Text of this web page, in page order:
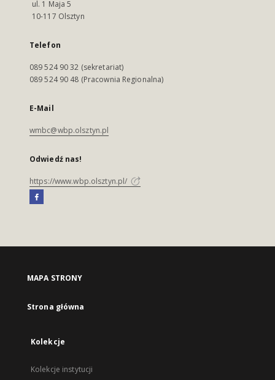
ul. 1 Maja 5
10-117 Olsztyn
Telefon
089 524 90 32 (sekretariat)
089 524 90 48 (Pracownia Regionalna)
E-Mail
wmbc@wbp.olsztyn.pl
Odwiedź nas!
https://www.wbp.olsztyn.pl/
MAPA STRONY
Strona główna
Kolekcje
Kolekcje instytucji